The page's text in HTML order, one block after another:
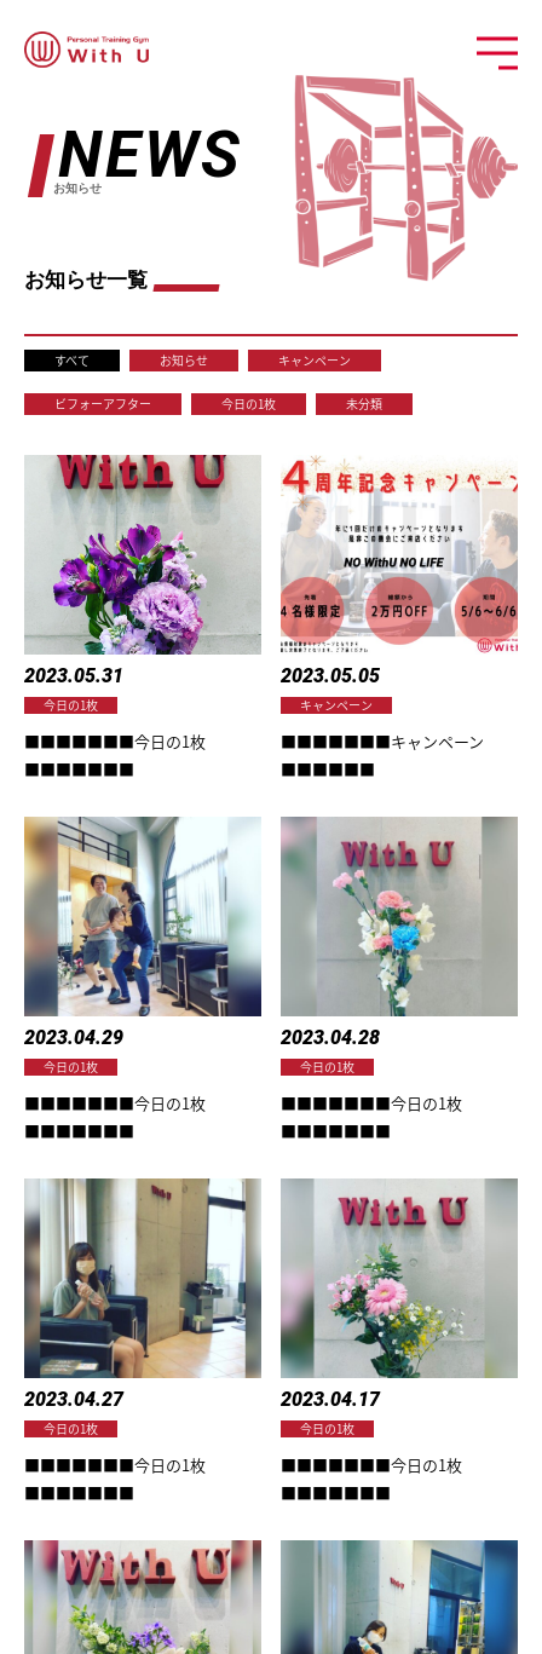
HOME
NEWS
FACILITY
TRAINER
NEWS
お知らせ
お知らせ一覧
すべて お知らせ キャンペーン
ビフォーアフター 今日の1枚 未分類
2023.05.31
今日の1枚
■■■■■■■今日の1枚
■■■■■■■
2023.05.05
キャンペーン
■■■■■■■キャンペーン
■■■■■■
2023.04.29
今日の1枚
■■■■■■■今日の1枚
■■■■■■■
2023.04.28
今日の1枚
■■■■■■■今日の1枚
■■■■■■■
2023.04.27
今日の1枚
■■■■■■■今日の1枚
■■■■■■■
2023.04.17
今日の1枚
■■■■■■■今日の1枚
■■■■■■■